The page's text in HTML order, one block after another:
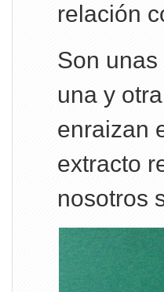
relación
Son
una y
enraizan
extracto
nosotros